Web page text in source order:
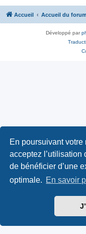
En poursuivant
acceptez l’utilisation
de bénéficier d’une
optimale. En savoir
Accueil Accueil du forum
Développé par